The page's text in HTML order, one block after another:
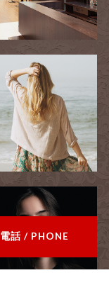
電話 / PHONE